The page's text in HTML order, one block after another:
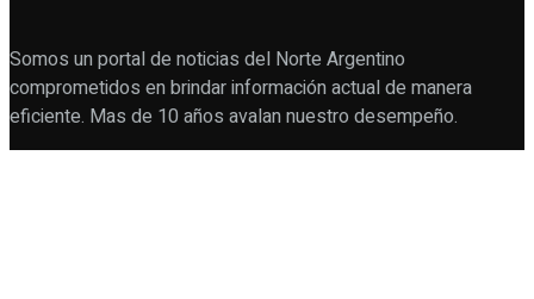
Somos un portal de noticias del Norte Argentino
comprometidos en brindar información actual de manera
eficiente. Mas de 10 años avalan nuestro desempeño.